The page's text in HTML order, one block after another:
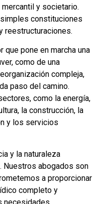
y societario.
constituciones
reestructuraciones.
que pone en marcha una
como de una
compleja,
paso del camino.
como la energía,
la construcción, la
y los servicios
y la naturaleza
Nuestros abogados son
a proporcionar
completo y